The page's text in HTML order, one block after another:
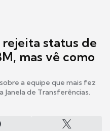
rejeita status de
mas vê como
a equipe que mais fez
de Transferências.